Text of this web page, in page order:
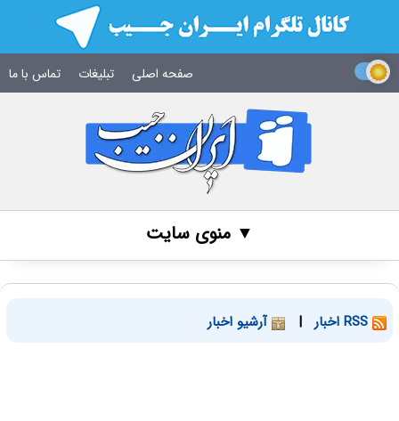
صفحه اصلی تبلیغات تماس با ما
▼ منوی سایت
| آرشیو اخبار